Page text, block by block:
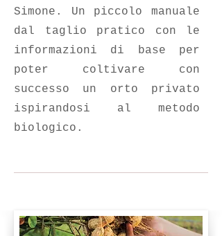
Simone. Un piccolo manuale
dal taglio pratico con le
informazioni di base per
poter coltivare con
successo un orto privato
ispirandosi al metodo
biologico.